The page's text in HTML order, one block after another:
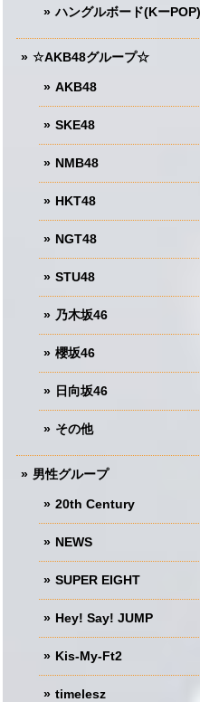
ハングルボード(Kー
☆AKB48グループ☆
AKB48
SKE48
NMB48
HKT48
NGT48
STU48
乃木坂46
櫻坂46
日向坂46
その他
男性グループ
20th Century
NEWS
SUPER EIGHT
Hey! Say! JUMP
Kis-My-Ft2
timelesz